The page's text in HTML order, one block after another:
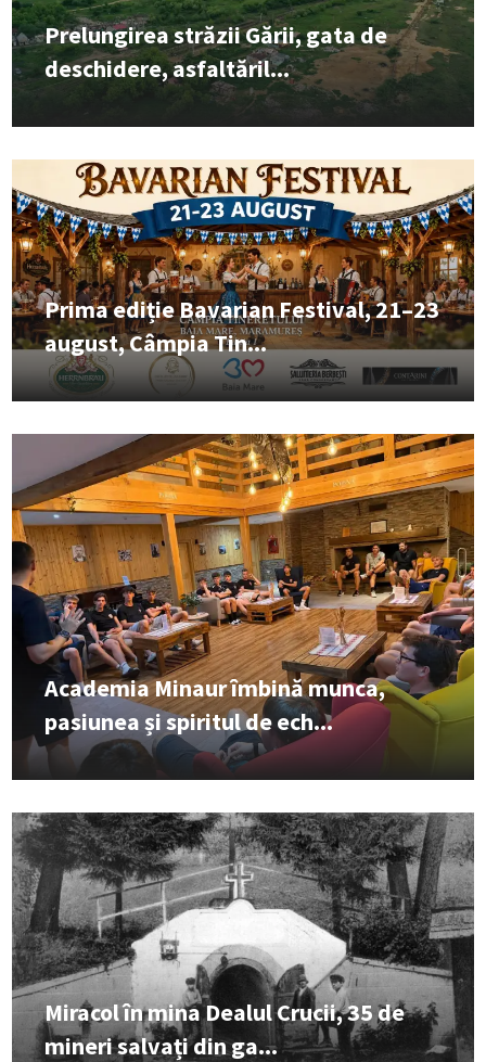
Prelungirea străzii Gării, gata de
deschidere, asfaltăril...
Prima ediție Bavarian Festival, 21–23
august, Câmpia Tin...
Academia Minaur îmbină munca,
pasiunea și spiritul de ech...
Miracol în mina Dealul Crucii, 35 de
mineri salvați din ga...